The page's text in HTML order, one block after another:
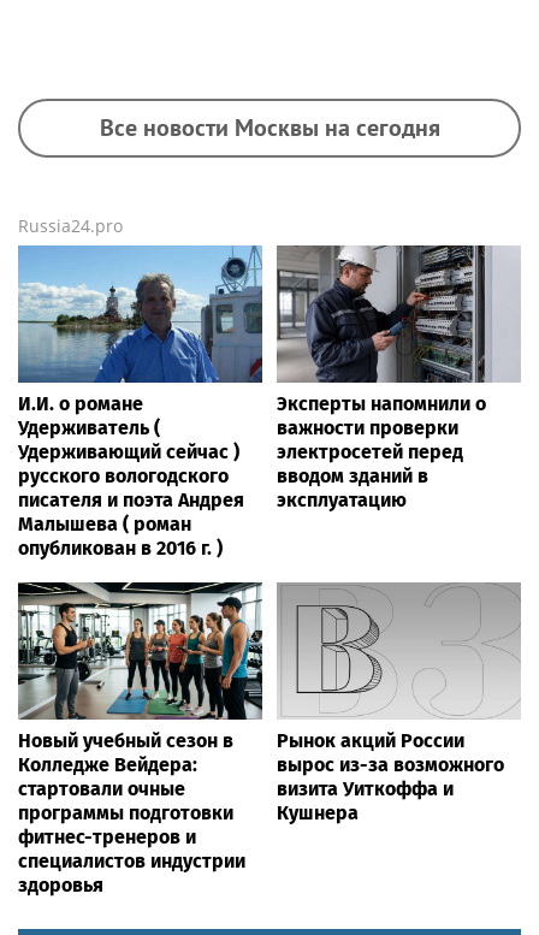
Все новости Москвы на сегодня
Russia24.pro
И.И. о романе
Удерживатель (
Удерживающий сейчас )
русского вологодского
писателя и поэта Андрея
Малышева ( роман
опубликован в 2016 г. )
Эксперты напомнили о
важности проверки
электросетей перед
вводом зданий в
эксплуатацию
Новый учебный сезон в
Колледже Вейдера:
стартовали очные
программы подготовки
фитнес-тренеров и
специалистов индустрии
здоровья
Рынок акций России
вырос из-за возможного
визита Уиткоффа и
Кушнера